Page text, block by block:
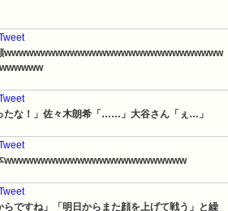
wwwwwwwwwwwwwwwwwwwwwwwwwwwwww
たな！」佐々木朗希「……」大谷さん「ぇ…」
wwwwwwwwwwwwwwwwwwwwwwwww
らですね」「明日からまた顔を上げて戦う」と繰